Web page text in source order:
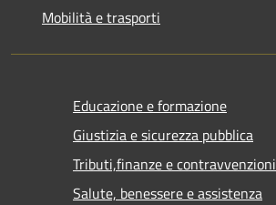
Mobilità e trasporti
Educazione e formazione
Giustizia e sicurezza pubblica
Tributi,finanze e contravvenzioni
Salute, benessere e assistenza